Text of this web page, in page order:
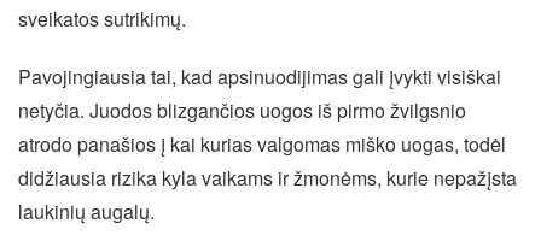
sveikatos sutrikimų.
Pavojingiausia tai, kad apsinuodijimas gali įvykti visiškai
netyčia. Juodos blizgančios uogos iš pirmo žvilgsnio
atrodo panašios į kai kurias valgomas miško uogas, todėl
didžiausia rizika kyla vaikams ir žmonėms, kurie nepažįsta
laukinių augalų.